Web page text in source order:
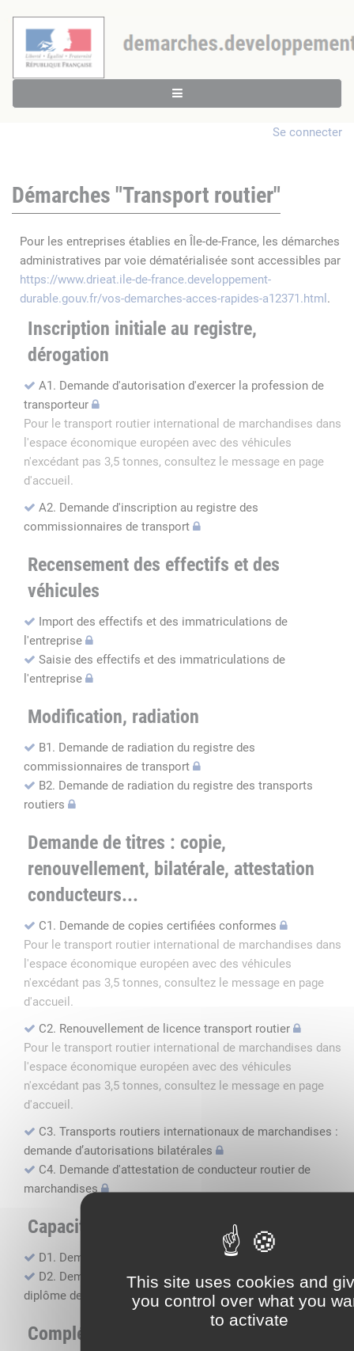
This site uses cookies and
you control over what you
to activate
Se connecter
Démarches "Transport routier"
Pour les entreprises établies en Île-de-France, les démarches
administratives par voie dématérialisée sont accessibles par
https://www.drieat.ile-de-france.developpement-
durable.gouv.fr/vos-demarches-acces-rapides-a12371.html .
Inscription initiale au registre,
dérogation
A1. Demande d'autorisation d'exercer la profession de
transporteur
Pour le transport routier international de marchandises dans
l'espace économique européen avec des véhicules
n'excédant pas 3,5 tonnes, consultez le message en page
d'accueil.
A2. Demande d'inscription au registre des
commissionnaires de transport
Recensement des effectifs et des
véhicules
Import des effectifs et des immatriculations de
l'entreprise
Saisie des effectifs et des immatriculations de
l'entreprise
Modification, radiation
B1. Demande de radiation du registre des
commissionnaires de transport
B2. Demande de radiation du registre des transports
routiers
Demande de titres : copie,
renouvellement, bilatérale, attestation
conducteurs...
C1. Demande de copies certifiées conformes
Pour le transport routier international de marchandises dans
l'espace économique européen avec des véhicules
n'excédant pas 3,5 tonnes, consultez le message en page
d'accueil.
C2. Renouvellement de licence transport routier
Pour le transport routier international de marchandises dans
l'espace économique européen avec des véhicules
n'excédant pas 3,5 tonnes, consultez le message en page
d'accueil.
C3. Transports routiers internationaux de marchandises :
demande d’autorisations bilatérales
C4. Demande d'attestation de conducteur routier de
marchandises
Capacité professionnelle
D1. Demande d’attestation de capacité professionnelle
D2. Demande de certificat attestant l'obtention du
diplôme de capacité professionnelle
Compléments, suivi financier